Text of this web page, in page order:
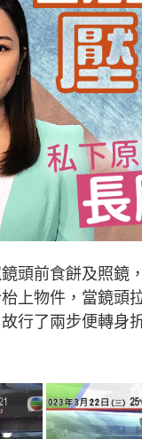
頭前食餅及照鏡
上物件，當鏡頭
行了兩步便轉身